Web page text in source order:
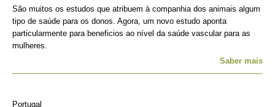
São muitos os estudos que atribuem à companhia dos animais algum
tipo de saúde para os donos. Agora, um novo estudo aponta
particularmente para beneficios ao nível da saúde vascular para as
mulheres.
Saber mais
Portugal